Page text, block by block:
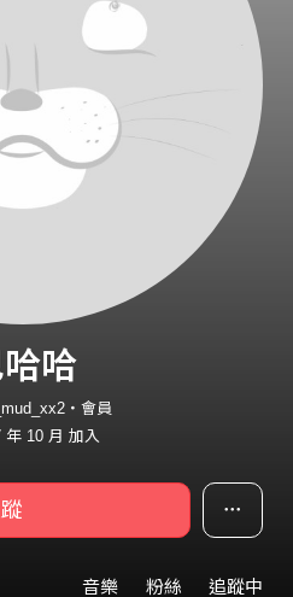
哈
・會員
年 10 月 加入
音樂 粉絲 追蹤中